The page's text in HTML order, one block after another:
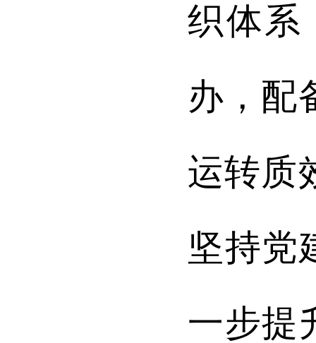
织体系
办，配
运转质
坚持党
一步提